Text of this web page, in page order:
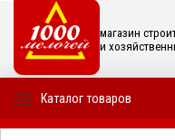
магазин
и
Каталог товаров